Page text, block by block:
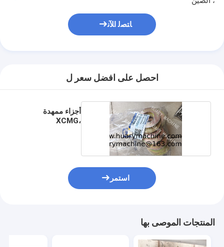
ﺎﺘﺼﻟ ﺍﻶﻧ
احصل على افضل سعر ل
أجزاء ممهدة
XCMG،
استمر
المنتجات الموصى بها